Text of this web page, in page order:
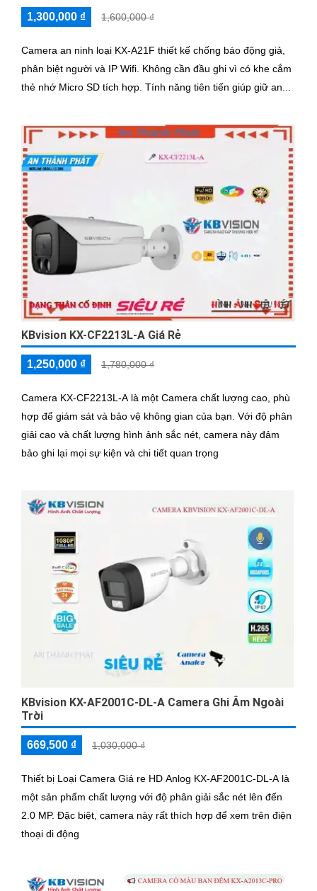
1,300,000 ₫ 1,600,000 ₫
Camera an ninh loại KX-A21F thiết kế chống báo động giả,
phân biệt người và IP Wifi. Không cần đầu ghi vì có khe cắm
thẻ nhớ Micro SD tích hợp. Tính năng tiên tiến giúp giữ an...
KBvision KX-CF2213L-A Giá Rẻ
1,250,000 ₫ 1,780,000 ₫
Camera KX-CF2213L-A là một Camera chất lượng cao, phù
hợp để giám sát và bảo vệ không gian của bạn. Với độ phân
giải cao và chất lượng hình ảnh sắc nét, camera này đảm
bảo ghi lại mọi sự kiện và chi tiết quan trọng
KBvision KX-AF2001C-DL-A Camera Ghi Âm Ngoài
Trời
669,500 ₫ 1,030,000 ₫
Thiết bị Loại Camera Giá re HD Anlog KX-AF2001C-DL-A là
một sản phẩm chất lượng với độ phân giải sắc nét lên đến
2.0 MP. Đặc biệt, camera này rất thích hợp để xem trên điện
thoại di động